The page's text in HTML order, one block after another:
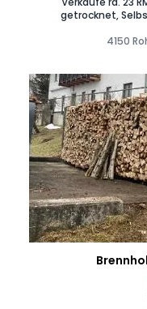
getrocknet,
4150